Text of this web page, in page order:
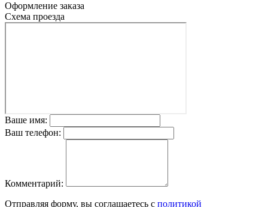
Оформление заказа
Схема проезда
Ваше имя:
Ваш телефон:
Комментарий:
Отправляя форму, вы соглашаетесь с политикой